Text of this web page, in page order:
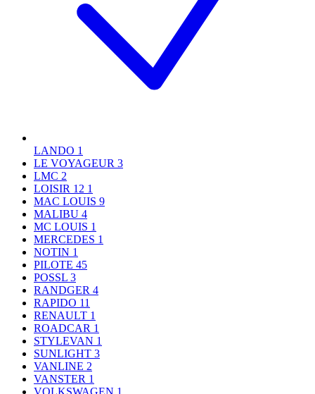
LANDO 1
LE VOYAGEUR 3
LMC 2
LOISIR 12 1
MAC LOUIS 9
MALIBU 4
MC LOUIS 1
MERCEDES 1
NOTIN 1
PILOTE 45
POSSL 3
RANDGER 4
RAPIDO 11
RENAULT 1
ROADCAR 1
STYLEVAN 1
SUNLIGHT 3
VANLINE 2
VANSTER 1
VOLKSWAGEN 1